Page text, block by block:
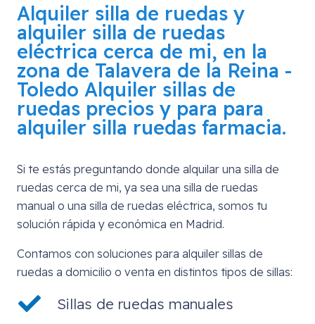
Alquiler silla de ruedas y
alquiler silla de ruedas
eléctrica cerca de mi, en la
zona de Talavera de la Reina -
Toledo Alquiler sillas de
ruedas precios y para para
alquiler silla ruedas farmacia.
Si te estás preguntando donde alquilar una silla de
ruedas cerca de mi, ya sea una silla de ruedas
manual o una silla de ruedas eléctrica, somos tu
solución rápida y económica en Madrid.
Contamos con soluciones para alquiler sillas de
ruedas a domicilio o venta en distintos tipos de sillas:
Sillas de ruedas manuales